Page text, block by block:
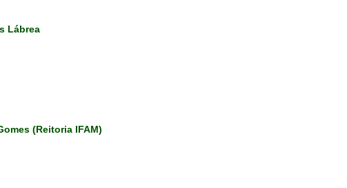
Lábrea
(Reitoria IFAM)